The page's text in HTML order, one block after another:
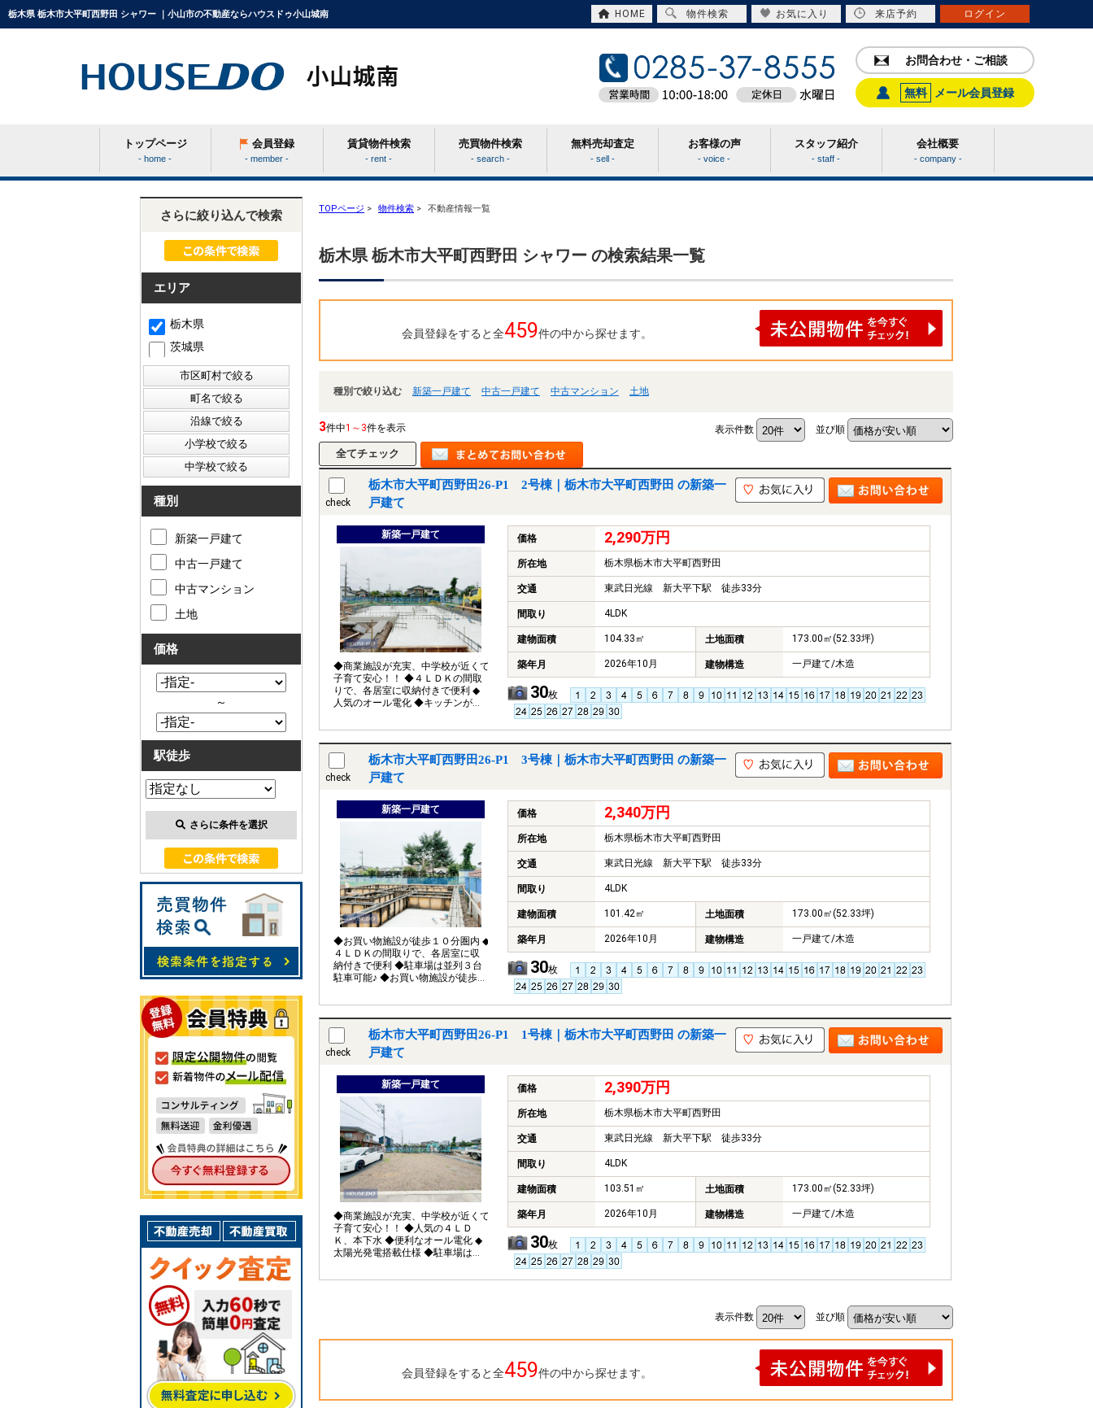
栃木県 栃木市大平町西野田 シャワー ｜小山市の不動産ならハウスドゥ小山城南 HOME 物件検索 お気に入り 来店予約 ログイン
お問合わせ・ご相談
無料 メール会員登録
トップページ
- home -
会員登録
- member -
賃貸物件検索
- rent -
売買物件検索
- search -
条件から探す
学区から探す
無料売却査定
- sell -
お客様の声
- voice -
スタッフ紹介
- staff -
会社概要
- company -
TOPページ > 物件検索 > 不動産情報一覧
栃木県 栃木市大平町西野田 シャワー の検索結果一覧
会員登録をすると全459件の中から探せます。
種別で絞り込む 新築一戸建て 中古一戸建て 中古マンション 土地
3件中1～3件を表示 表示件数 並び順
check
栃木市大平町西野田26-P1 2号棟｜栃木市大平町西野田 の新築一
戸建て
新築一戸建て
◆商業施設が充実、中学校が近くて
子育て安心！！ ◆４ＬＤＫの間取
りで、各居室に収納付きで便利 ◆
人気のオール電化 ◆キッチンが魅
駐車可能♪ ◆太陽光発電搭載仕様
価格 2,290万円
所在地 栃木県栃木市大平町西野田
交通 東武日光線 新大平下駅 徒歩33分
間取り 4LDK
建物面積 104.33㎡ 土地面積 173.00㎡(52.33坪)
築年月 2026年10月 建物構造 一戸建て/木造
30枚
check
栃木市大平町西野田26-P1 3号棟｜栃木市大平町西野田 の新築一
戸建て
新築一戸建て
◆お買い物施設が徒歩１０分圏内 ◆
４ＬＤＫの間取りで、各居室に収
納付きで便利 ◆駐車場は並列３台
駐車可能♪ ◆お買い物施設が徒歩１
カー
価格 2,340万円
所在地 栃木県栃木市大平町西野田
交通 東武日光線 新大平下駅 徒歩33分
間取り 4LDK
建物面積 101.42㎡ 土地面積 173.00㎡(52.33坪)
築年月 2026年10月 建物構造 一戸建て/木造
30枚
check
栃木市大平町西野田26-P1 1号棟｜栃木市大平町西野田 の新築一
戸建て
新築一戸建て
◆商業施設が充実、中学校が近くて
子育て安心！！ ◆人気の４ＬＤ
Ｋ、本下水 ◆便利なオール電化 ◆
太陽光発電搭載仕様 ◆駐車場は並
２０年
価格 2,390万円
所在地 栃木県栃木市大平町西野田
交通 東武日光線 新大平下駅 徒歩33分
間取り 4LDK
建物面積 103.51㎡ 土地面積 173.00㎡(52.33坪)
築年月 2026年10月 建物構造 一戸建て/木造
30枚
表示件数 並び順
会員登録をすると全459件の中から探せます。
さらに絞り込んで検索
エリア
栃木県
茨城県
種別
新築一戸建て
中古一戸建て
中古マンション
土地
価格
～
駅徒歩
さらに条件を選択